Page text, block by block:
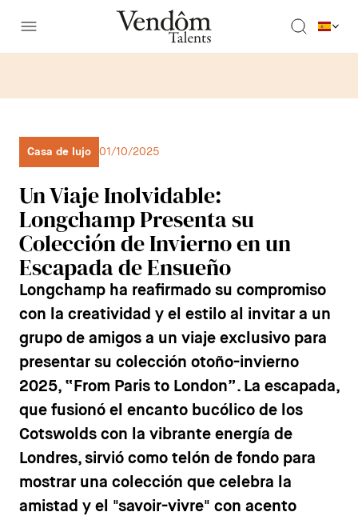
Casa de lujo 01/10/2025
Un Viaje Inolvidable:
Longchamp Presenta su
Colección de Invierno en un
Escapada de Ensueño
Longchamp ha reafirmado su compromiso
con la creatividad y el estilo al invitar a un
grupo de amigos a un viaje exclusivo para
presentar su colección otoño-invierno
2025, “From Paris to London”. La escapada,
que fusionó el encanto bucólico de los
Cotswolds con la vibrante energía de
Londres, sirvió como telón de fondo para
mostrar una colección que celebra la
amistad y el "savoir-vivre" con acento